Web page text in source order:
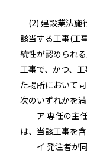
(2) 建設業法施
該当する工事(工
続性が認められ
工事で、かつ、
た場所において
次のいずれかを
ア 専任の主任
は、当該工事を
イ 発注者が同